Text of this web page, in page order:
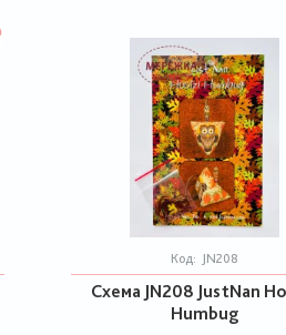
Код: JN208
Схема JN208 JustNan
Humbug